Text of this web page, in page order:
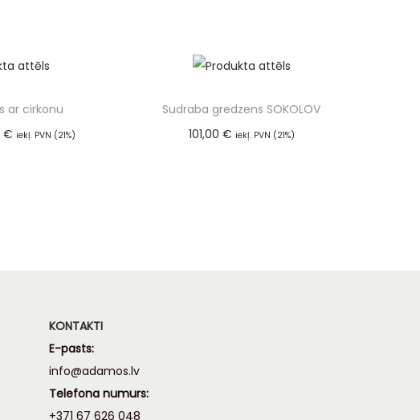
ar cirkonu
€ iekļ. PVN (21%)
Sudraba gredzens SOKOLOV
101,00 € iekļ. PVN (21%)
KONTAKTI
E-pasts:
info@adamos.lv
Telefona numurs:
+371 67 626 048